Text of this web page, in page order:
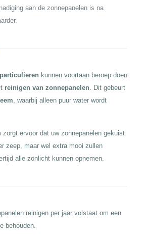
aan de zonnepanelen is na
particulieren kunnen voortaan beroep doen
reinigen van zonnepanelen. Dit gebeurt
, waarbij alleen puur water wordt
zorgt ervoor dat uw zonnepanelen gekuist
zeep, maar wel extra mooi zullen
alle zonlicht kunnen opnemen.
reinigen per jaar volstaat om een
behouden.